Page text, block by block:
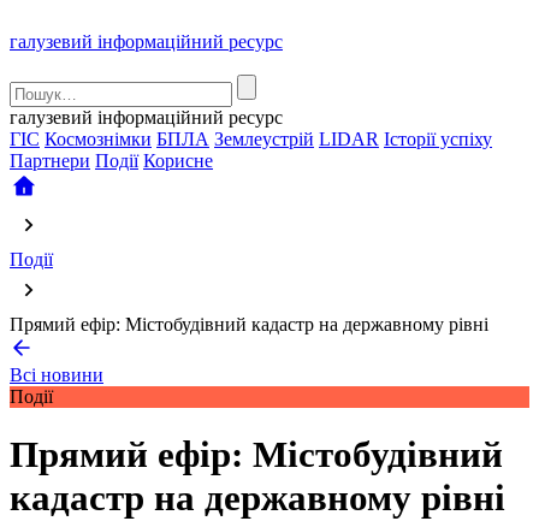
галузевий інформаційний ресурс
галузевий інформаційний ресурс
ГІС Космознімки БПЛА Землеустрій LIDAR Історії успіху
Партнери Події Корисне
Події
Прямий ефір: Містобудівний кадастр на державному рівні
Всі новини
Події
Прямий ефір: Містобудівний
кадастр на державному рівні